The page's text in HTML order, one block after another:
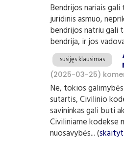
Bendrijos nariais
juridinis asmuo,
bendrijos natriu gali
bendrija, ir jos
susijęs klausimas
(2025-03-25)
Ne, tokios
sutartis, Civilinio
savininkas gali būti
Civiliniame kodekse
nuosavybės... (